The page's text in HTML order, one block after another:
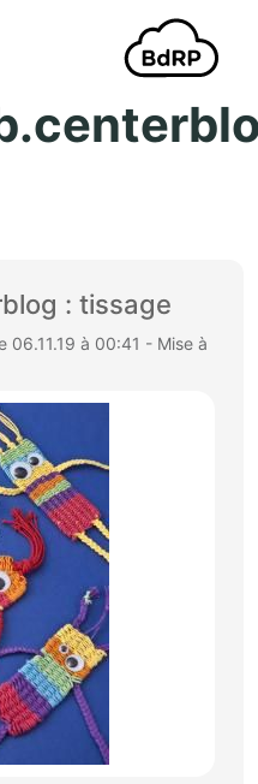
au contenu principal
: tissage
06.11.19 à 00:41 - Mise à